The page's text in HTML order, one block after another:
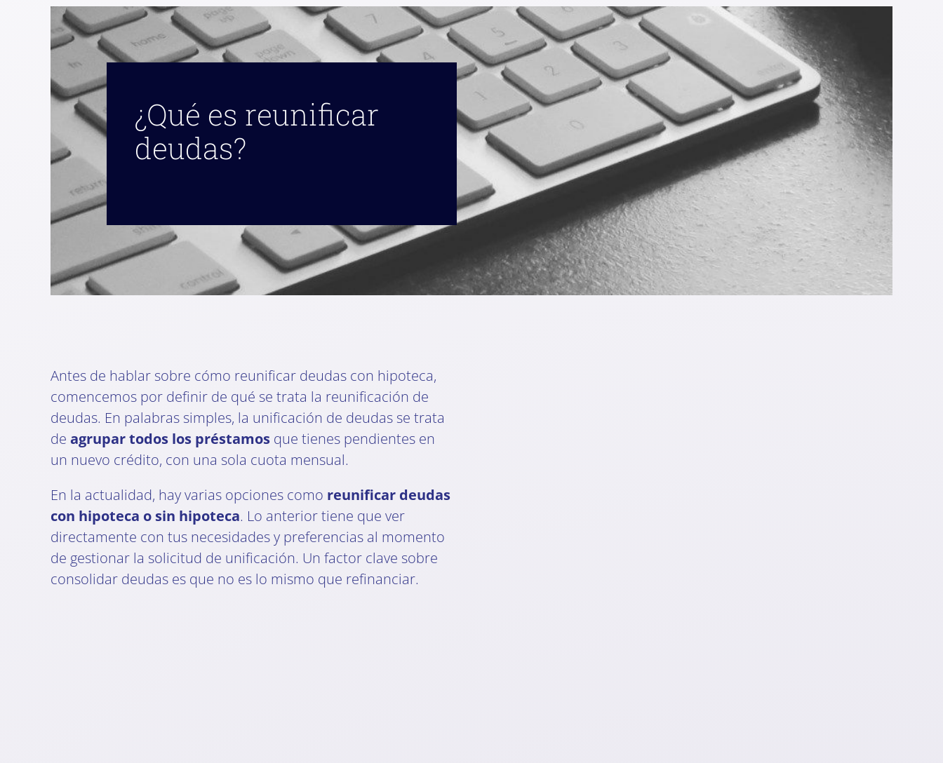
¿Qué es reunificar
deudas?
Antes de hablar sobre cómo reunificar deudas con hipoteca,
comencemos por definir de qué se trata la reunificación de
deudas. En palabras simples, la unificación de deudas se trata
de agrupar todos los préstamosque tienes pendientes en
un nuevo crédito, con una sola cuota mensual.
En la actualidad, hay varias opciones como reunificar deudas
con hipoteca o sin hipoteca. Lo anterior tiene que ver
directamente con tus necesidades y preferencias al momento
de gestionar la solicitud de unificación. Un factor clave sobre
consolidar deudas es que no es lo mismo que refinanciar.